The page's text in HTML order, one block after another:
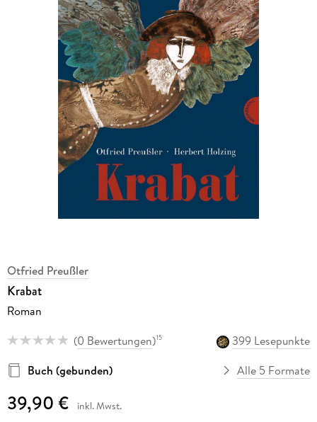
Otfried Preußler
Krabat
Roman
(0 Bewertungen)15
399 Lesepunkte
Buch (gebunden)
Alle 5 Formate
39,90 € inkl. Mwst.